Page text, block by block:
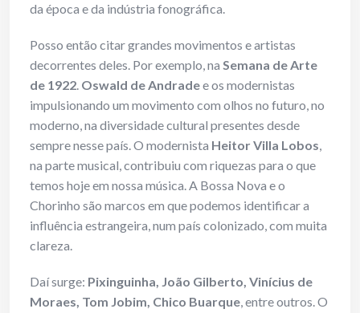
da época e da indústria fonográfica.
Posso então citar grandes movimentos e artistas
decorrentes deles. Por exemplo, na Semana de Arte
de 1922. Oswald de Andradee os modernistas
impulsionando um movimento com olhos no futuro, no
moderno, na diversidade cultural presentes desde
sempre nesse país. O modernista Heitor Villa Lobos,
na parte musical, contribuiu com riquezas para o que
temos hoje em nossa música. A Bossa Nova e o
Chorinho são marcos em que podemos identificar a
influência estrangeira, num país colonizado, com muita
clareza.
Daí surge: Pixinguinha, João Gilberto, Vinícius de
Moraes, Tom Jobim, Chico Buarque, entre outros. O